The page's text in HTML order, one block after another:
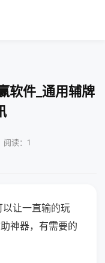
软件_通用辅牌
读：1
让一直输的玩
神器，有需要的